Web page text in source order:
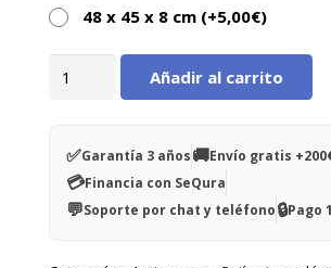
48 x 45 x 8 cm (+5,00€)
antiescaras
Sanitifoam®
46x42x6cm
cantidad
Añadir al carrito
✅Garantía 3 años🚚Envío gratis
💳Financia con SeQura
💬Soporte por chat y teléfono🔒Pago